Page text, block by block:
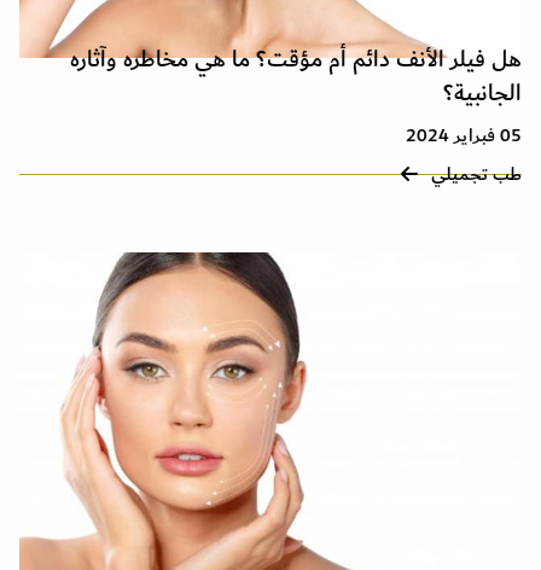
هل فيلر الأنف دائم أم مؤقت؟ ما هي مخاطره وآثاره
الجانبية؟
05 فبراير 2024
طب تجميلي